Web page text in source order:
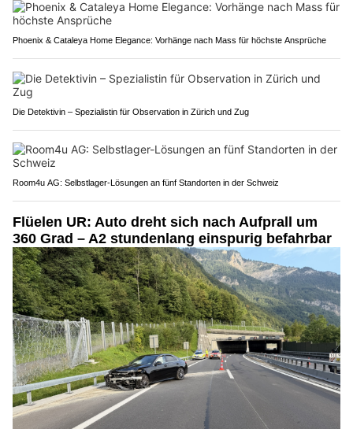
Phoenix & Cataleya Home Elegance: Vorhänge nach Mass für höchste Ansprüche
Die Detektivin – Spezialistin für Observation in Zürich und Zug
Room4u AG: Selbstlager-Lösungen an fünf Standorten in der Schweiz
Flüelen UR: Auto dreht sich nach Aufprall um
360 Grad – A2 stundenlang einspurig befahrbar